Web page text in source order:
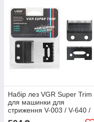
Набір лез VGR Super Trim
для машинки для
стриження V-003 / V-640 /
V-270